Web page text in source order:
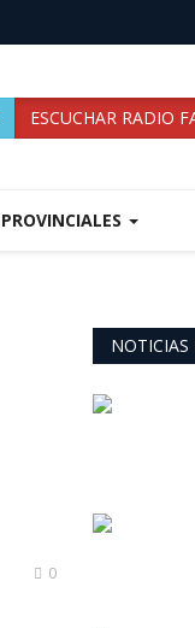
ESCUCHAR RADIO
PROVINCIALES
0
NOTICIAS